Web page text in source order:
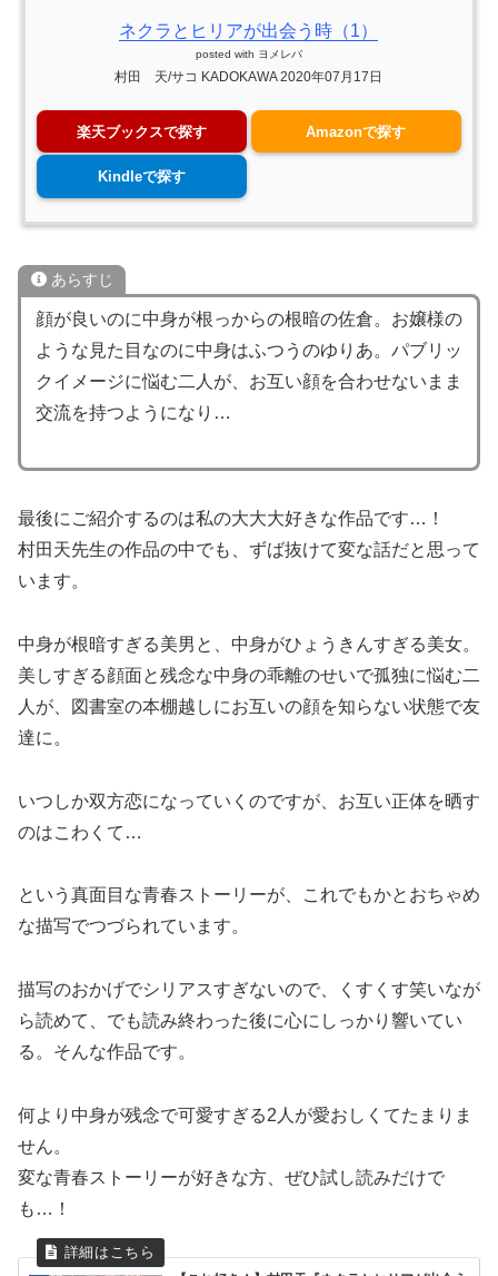
ネクラとヒリアが出会う時（1）
posted with ヨメレバ
村田 天/サコ KADOKAWA 2020年07月17日
楽天ブックスで探す Amazonで探す
Kindleで探す
あらすじ
顔が良いのに中身が根っからの根暗の佐倉。お嬢様の
ような見た目なのに中身はふつうのゆりあ。パブリッ
クイメージに悩む二人が、お互い顔を合わせないまま
交流を持つようになり…
最後にご紹介するのは私の大大大好きな作品です…！
村田天先生の作品の中でも、ずば抜けて変な話だと思って
います。
中身が根暗すぎる美男と、中身がひょうきんすぎる美女。
美しすぎる顔面と残念な中身の乖離のせいで孤独に悩む二
人が、図書室の本棚越しにお互いの顔を知らない状態で友
達に。
いつしか双方恋になっていくのですが、お互い正体を晒す
のはこわくて…
という真面目な青春ストーリーが、これでもかとおちゃめ
な描写でつづられています。
描写のおかげでシリアスすぎないので、くすくす笑いなが
ら読めて、でも読み終わった後に心にしっかり響いてい
る。そんな作品です。
何より中身が残念で可愛すぎる2人が愛おしくてたまりま
せん。
変な青春ストーリーが好きな方、ぜひ試し読みだけで
も…！